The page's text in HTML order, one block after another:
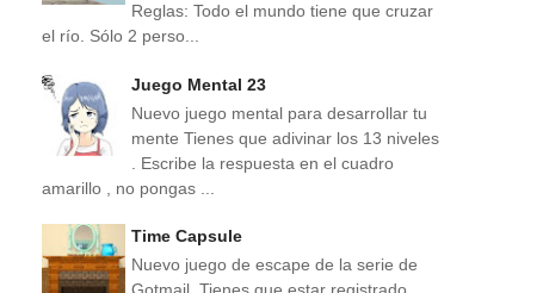
Reglas: Todo el mundo tiene que cruzar
el río. Sólo 2 perso...
Juego Mental 23
Nuevo juego mental para desarrollar tu
mente Tienes que adivinar los 13 niveles
. Escribe la respuesta en el cuadro
amarillo , no pongas ...
Time Capsule
Nuevo juego de escape de la serie de